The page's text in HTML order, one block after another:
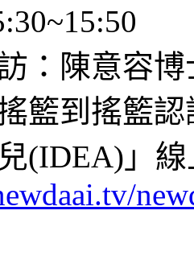
：陳意容
籃到搖籃認
(IDEA)」